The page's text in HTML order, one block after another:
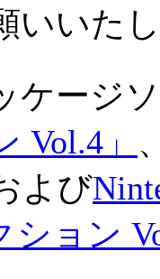
いいた
ケージ
Vol.4」
よび
ション